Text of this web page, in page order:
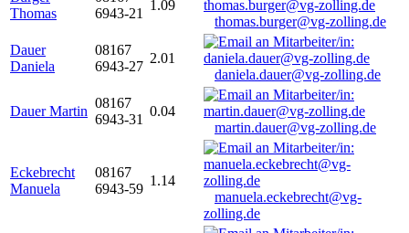
Thomas
6943-21
1.09
thomas.burger@vg-zolling.de
Dauer
Daniela
08167
6943-27
2.01
daniela.dauer@vg-zolling.de
Dauer Martin
08167
6943-31
0.04
martin.dauer@vg-zolling.de
Eckebrecht
Manuela
08167
6943-59
1.14
manuela.eckebrecht@vg-
zolling.de